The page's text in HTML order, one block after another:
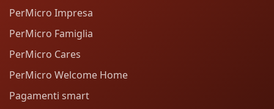
PerMicro Impresa
PerMicro Famiglia
PerMicro Cares
PerMicro Welcome Home
Pagamenti smart